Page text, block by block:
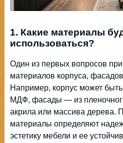
1. Какие материалы
использоваться?
Один из первых вопросов при
материалов корпуса,
Например, корпус может
МДФ, фасады — из
акрила или массива дерева.
материалы определяют
эстетику мебели и ее